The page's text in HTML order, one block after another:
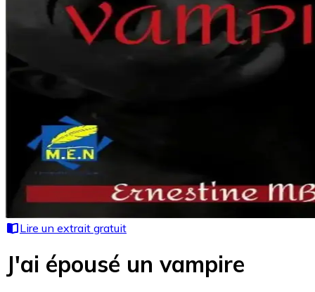
Lire un extrait gratuit
J'ai épousé un vampire